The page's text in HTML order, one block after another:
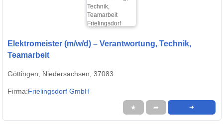
Elektromeister (m/w/d) – Verantwortung, Technik,
Teamarbeit
Göttingen, Niedersachsen, 37083
Firma:Frielingsdorf GmbH
★ ➦ ➜